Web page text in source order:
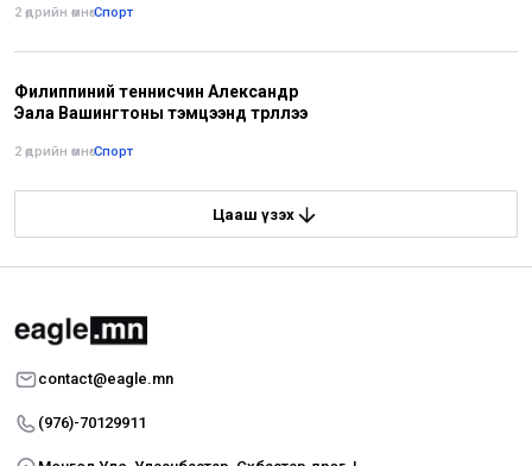
2 өдрийн өмнө•Спорт
Филиппиний теннисчин Александр
Эала Вашингтоны тэмцээнд түрүүллээ
2 өдрийн өмнө•Спорт
Цааш үзэх
contact@eagle.mn
(976)-70129911